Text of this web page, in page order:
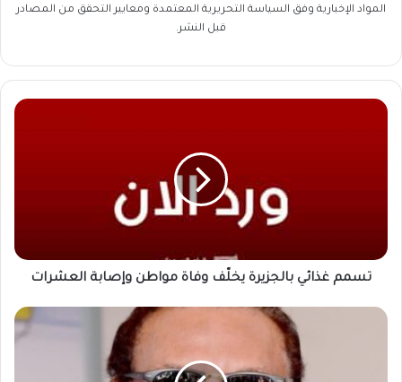
المواد الإخبارية وفق السياسة التحريرية المعتمدة ومعايير التحقق من المصادر
قبل النشر.
تسمم
تسمم غذائي بالجزيرة يخلّف وفاة مواطن وإصابة العشرات
إجراء